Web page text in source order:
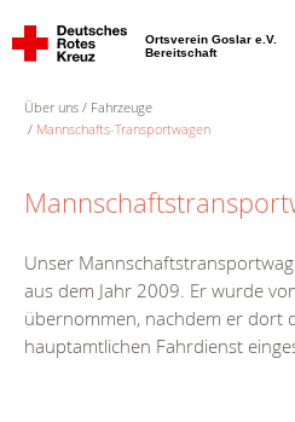
Ortsverein Goslar e.V.
Bereitschaft
Über uns
Fahrzeuge
Mannschafts-Transportwagen
Unser
aus dem Jahr 2009. Er wurde
übernommen, nachdem er dort
hauptamtlichen Fahrdienst